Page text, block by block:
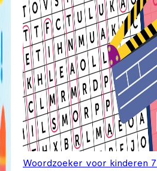
Woordzoeker voor kinderen